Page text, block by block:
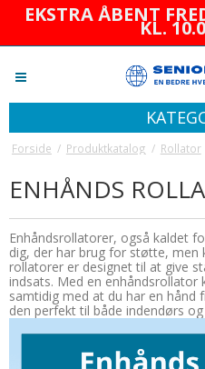
EKSTRA ÅBENT
KL.
Forside / Produktkatalog / Rollator
ENHÅNDS
Enhåndsrollatorer, også kaldet
dig, der har brug for støtte, men
rollatorer er designet til at give
indsats. Med en
samtidig med at du har en hånd
den perfekt til både indendørs